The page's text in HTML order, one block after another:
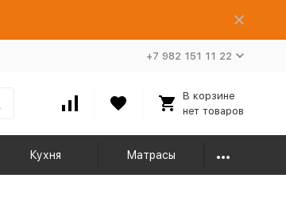
+7 982 151 11 22
В корзине
нет товаров
Кухня Матрасы